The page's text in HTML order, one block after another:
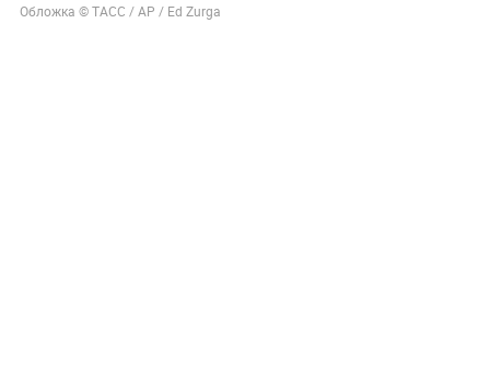
Обложка © ТАСС / AP / Ed Zurga